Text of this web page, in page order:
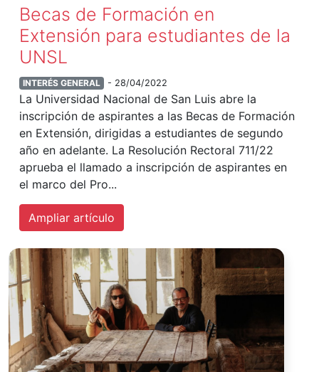
Becas de Formación en
Extensión para estudiantes de la
UNSL
INTERÉS GENERAL - 28/04/2022
La Universidad Nacional de San Luis abre la
inscripción de aspirantes a las Becas de Formación
en Extensión, dirigidas a estudiantes de segundo
año en adelante. La Resolución Rectoral 711/22
aprueba el llamado a inscripción de aspirantes en
el marco del Pro...
Ampliar artículo